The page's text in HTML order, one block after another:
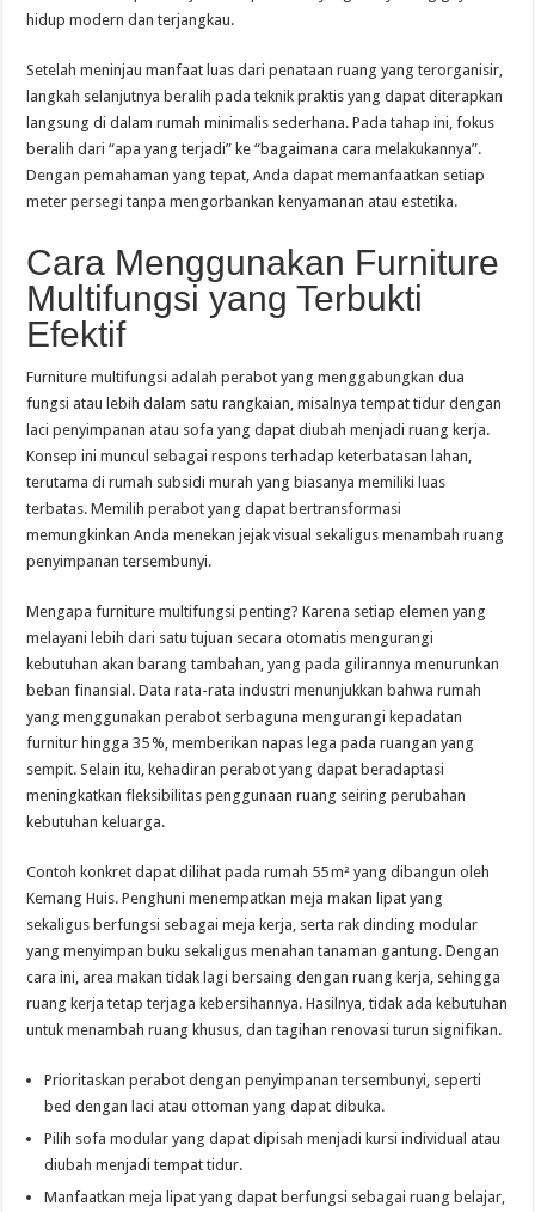
hidup modern dan terjangkau.
Setelah meninjau manfaat luas dari penataan ruang yang terorganisir,
langkah selanjutnya beralih pada teknik praktis yang dapat diterapkan
langsung di dalam rumah minimalis sederhana. Pada tahap ini, fokus
beralih dari “apa yang terjadi” ke “bagaimana cara melakukannya”.
Dengan pemahaman yang tepat, Anda dapat memanfaatkan setiap
meter persegi tanpa mengorbankan kenyamanan atau estetika.
Cara Menggunakan Furniture
Multifungsi yang Terbukti
Efektif
Furniture multifungsi adalah perabot yang menggabungkan dua
fungsi atau lebih dalam satu rangkaian, misalnya tempat tidur dengan
laci penyimpanan atau sofa yang dapat diubah menjadi ruang kerja.
Konsep ini muncul sebagai respons terhadap keterbatasan lahan,
terutama di rumah subsidi murah yang biasanya memiliki luas
terbatas. Memilih perabot yang dapat bertransformasi
memungkinkan Anda menekan jejak visual sekaligus menambah ruang
penyimpanan tersembunyi.
Mengapa furniture multifungsi penting? Karena setiap elemen yang
melayani lebih dari satu tujuan secara otomatis mengurangi
kebutuhan akan barang tambahan, yang pada gilirannya menurunkan
beban finansial. Data rata-rata industri menunjukkan bahwa rumah
yang menggunakan perabot serbaguna mengurangi kepadatan
furnitur hingga 35 %, memberikan napas lega pada ruangan yang
sempit. Selain itu, kehadiran perabot yang dapat beradaptasi
meningkatkan fleksibilitas penggunaan ruang seiring perubahan
kebutuhan keluarga.
Contoh konkret dapat dilihat pada rumah 55 m² yang dibangun oleh
Kemang Huis. Penghuni menempatkan meja makan lipat yang
sekaligus berfungsi sebagai meja kerja, serta rak dinding modular
yang menyimpan buku sekaligus menahan tanaman gantung. Dengan
cara ini, area makan tidak lagi bersaing dengan ruang kerja, sehingga
ruang kerja tetap terjaga kebersihannya. Hasilnya, tidak ada kebutuhan
untuk menambah ruang khusus, dan tagihan renovasi turun signifikan.
Prioritaskan perabot dengan penyimpanan tersembunyi, seperti
bed dengan laci atau ottoman yang dapat dibuka.
Pilih sofa modular yang dapat dipisah menjadi kursi individual atau
diubah menjadi tempat tidur.
Manfaatkan meja lipat yang dapat berfungsi sebagai ruang belajar,